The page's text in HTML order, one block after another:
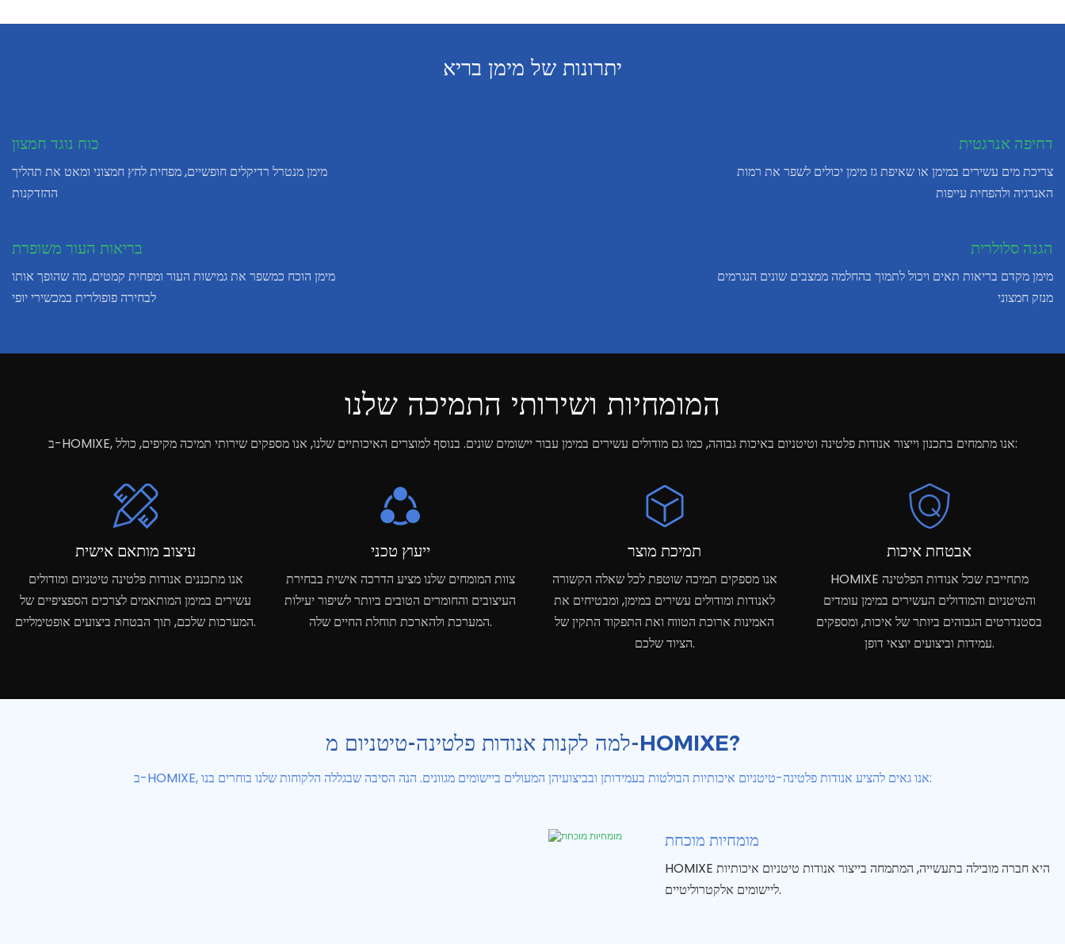
יתרונות של מימן בריא
כוח נוגד חמצון
מימן מנטרל רדיקלים חופשיים, מפחית לחץ חמצוני ומאט את תהליך
ההזדקנות
בריאות העור משופרת
מימן הוכח כמשפר את גמישות העור ומפחית קמטים, מה שהופך אותו
לבחירה פופולרית במכשירי יופי
דחיפה אנרגטית
צריכת מים עשירים במימן או שאיפת גז מימן יכולים לשפר את רמות
האנרגיה ולהפחית עייפות
הגנה סלולרית
מימן מקדם בריאות תאים ויכול לתמוך בהחלמה ממצבים שונים הנגרמים
מנזק חמצוני
המומחיות ושירותי התמיכה שלנו
ב-HOMIXE, אנו מתמחים בתכנון וייצור אנודות פלטינה וטיטניום באיכות גבוהה, כמו גם מודולים עשירים במימן עבור יישומים שונים. בנוסף למוצרים האיכותיים שלנו, אנו מספקים שירותי תמיכה מקיפים, כולל:
עיצוב מותאם אישית
אנו מתכננים אנודות פלטינה טיטניום ומודולים
עשירים במימן המותאמים לצרכים הספציפיים של
המערכות שלכם, תוך הבטחת ביצועים אופטימליים.
ייעוץ טכני
צוות המומחים שלנו מציע הדרכה אישית בבחירת
העיצובים והחומרים הטובים ביותר לשיפור יעילות
המערכת ולהארכת תוחלת החיים שלה.
תמיכת מוצר
אנו מספקים תמיכה שוטפת לכל שאלה הקשורה
לאנודות ומודולים עשירים במימן, ומבטיחים את
האמינות ארוכת הטווח ואת התפקוד התקין של
הציוד שלכם.
אבטחת איכות
HOMIXE מתחייבת שכל אנודות הפלטינה
והטיטניום והמודולים העשירים במימן עומדים
בסטנדרטים הגבוהים ביותר של איכות, ומספקים
עמידות וביצועים יוצאי דופן.
למה לקנות אנודות פלטינה-טיטניום מ-HOMIXE?
ב-HOMIXE, אנו גאים להציע אנודות פלטינה-טיטניום איכותיות הבולטות בעמידותן ובביצועיהן המעולים ביישומים מגוונים. הנה הסיבה שבגללה הלקוחות שלנו בוחרים בנו:
מומחיות מוכחת
HOMIXE היא חברה מובילה בתעשייה, המתמחה בייצור אנודות טיטניום איכותיות
ליישומים אלקטרוליטיים.